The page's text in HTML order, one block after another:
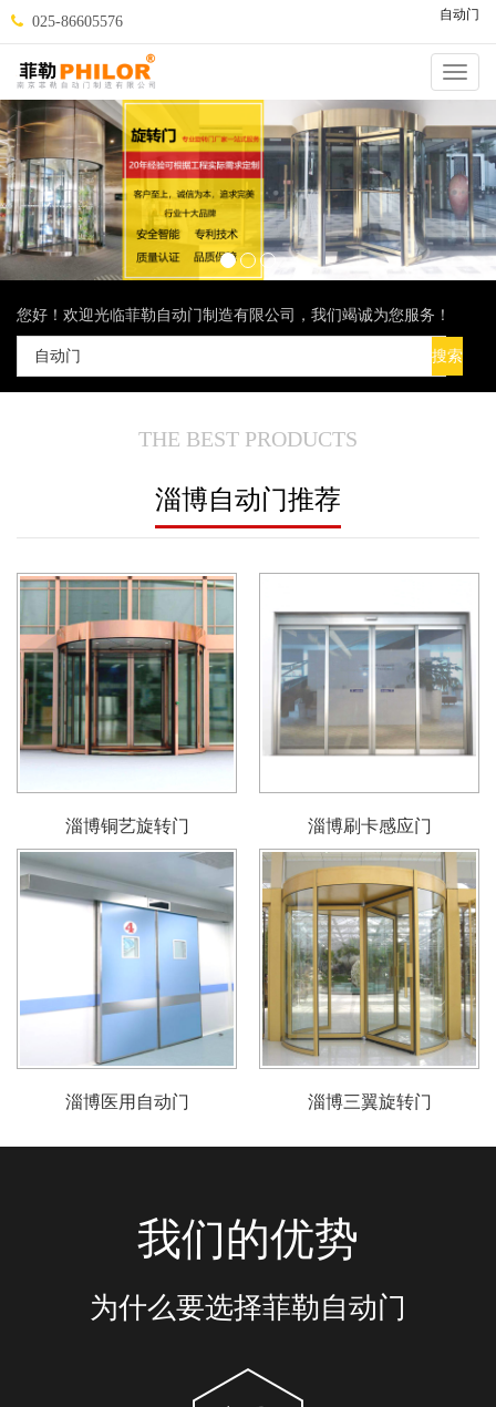
025-86605576 自动门
您好！欢迎光临菲勒自动门制造有限公司，我们竭诚为您服务！
THE BEST PRODUCTS
淄博自动门推荐
淄博铜艺旋转门 淄博刷卡感应门
淄博医用自动门 淄博三翼旋转门
我们的优势
为什么要选择菲勒自动门